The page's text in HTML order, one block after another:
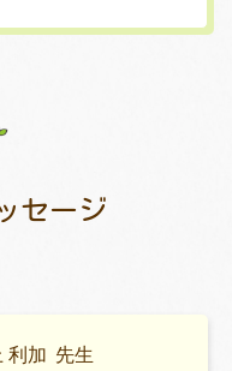
セージ
利加 先生